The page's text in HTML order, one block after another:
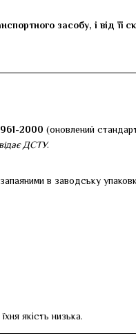
засобу, і від
2000 (оновлений
ДСТУ.
в заводську
якість низька.